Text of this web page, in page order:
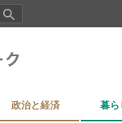
政治と経済 暮ら